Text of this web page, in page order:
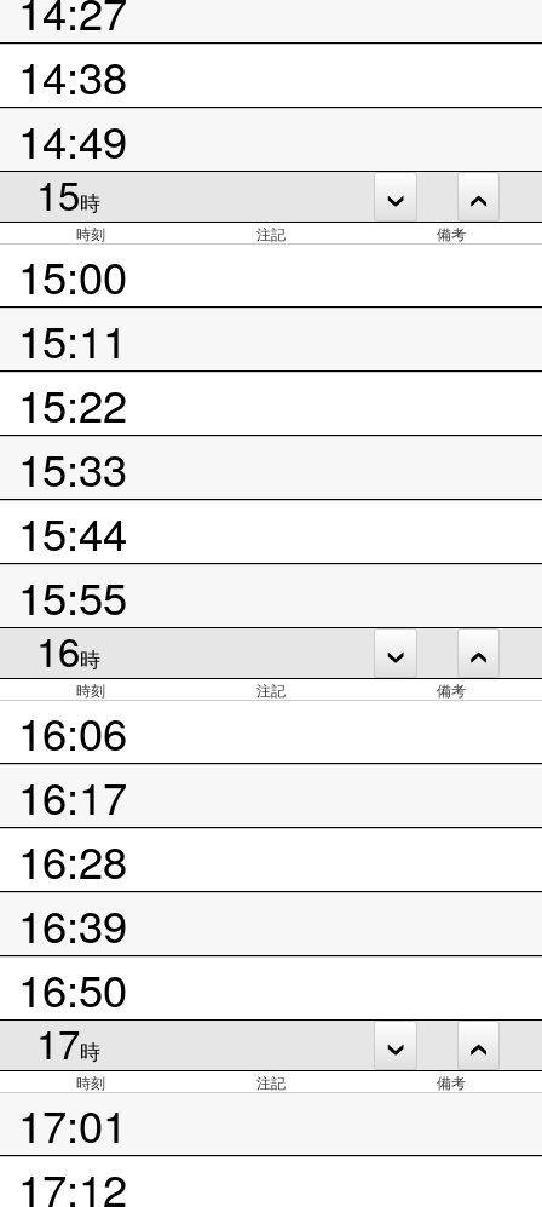
14:38
14:49
15時
時刻 注記 備考
15:00
15:11
15:22
15:33
15:44
15:55
16時
時刻 注記 備考
16:06
16:17
16:28
16:39
16:50
17時
時刻 注記 備考
17:01
17:12